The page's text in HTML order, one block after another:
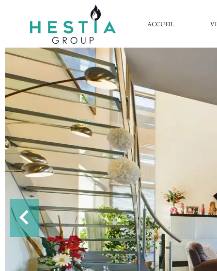
ACCUEIL